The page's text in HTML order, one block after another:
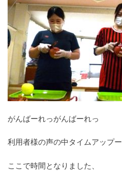
がんばーれっがんばーれっ
利用者様の声の中タイムアップー
ここで時間となりました、